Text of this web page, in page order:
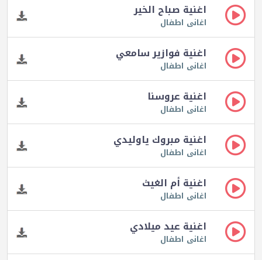
اغنية صباح الخير
اغانى اطفال
اغنية فوازير سامعي
اغانى اطفال
اغنية عروسنا
اغانى اطفال
اغنية مبروك ياوليدي
اغانى اطفال
اغنية أم الغيث
اغانى اطفال
اغنية عيد ميلادي
اغانى اطفال